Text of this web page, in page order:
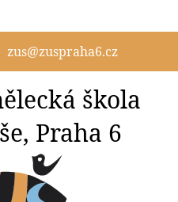
zus@zuspraha6.cz
škola
Praha 6